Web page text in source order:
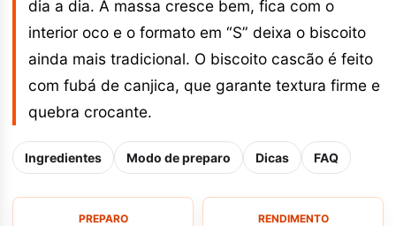
dia a dia. A massa cresce bem, fica com o
interior oco e o formato em “S” deixa o biscoito
ainda mais tradicional. O biscoito cascão é feito
com fubá de canjica, que garante textura firme e
quebra crocante.
Ingredientes Modo de preparo Dicas FAQ
PREPARO RENDIMENTO